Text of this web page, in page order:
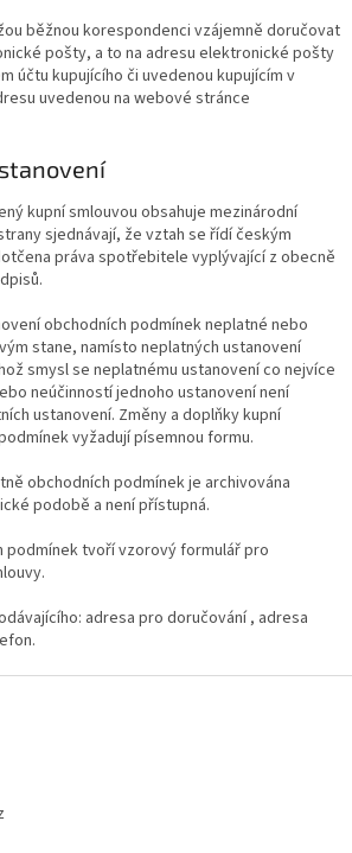
běžnou korespondenci vzájemně doručovat
pošty, a to na adresu elektronické pošty
účtu kupujícího či uvedenou kupujícím v
uvedenou na webové stránce
kupní smlouvou obsahuje mezinárodní
sjednávají, že vztah se řídí českým
práva spotřebitele vyplývající z obecně
obchodních podmínek neplatné nebo
stane, namísto neplatných ustanovení
smysl se neplatnému ustanovení co nejvíce
neúčinností jednoho ustanovení není
ustanovení. Změny a doplňky kupní
vyžadují písemnou formu.
obchodních podmínek je archivována
podobě a není přístupná.
podmínek tvoří vzorový formulář pro
adresa pro doručování , adresa